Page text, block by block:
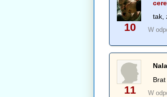
10
tak,
W
11
Nala
W